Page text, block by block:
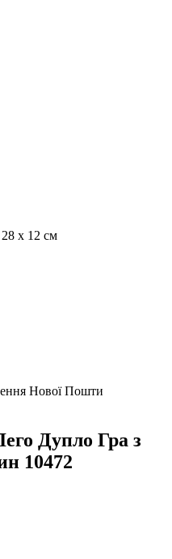
x 12 см
Нової Пошти
Дупло Гра з
10472